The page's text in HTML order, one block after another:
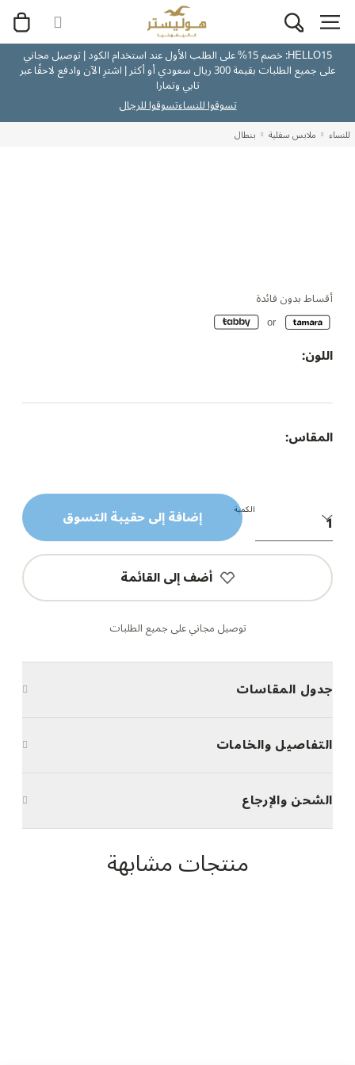
HELLO15: خصم 15% على الطلب الأول عند استخدام الكود | توصيل مجاني
على جميع الطلبات بقيمة 300 ريال سعودي أو أكثر | اشترِ الآن وادفع لاحقًا عبر
تابي وتمارا
تسوقوا للنساءتسوقوا للرجال
للنساء ملابس سفلية بنطال
أقساط بدون فائدة
اللون:
المقاس:
الكمية إضافة إلى حقيبة التسوق
أضف إلى القائمة
توصيل مجاني على جميع الطلبات
جدول المقاسات
التفاصيل والخامات
الشحن والإرجاع
منتجات مشابهة